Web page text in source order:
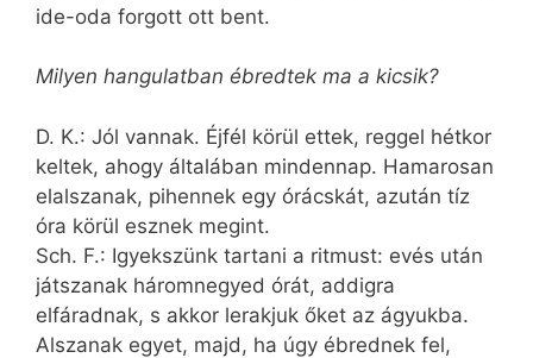
ide-oda forgott ott bent.
Milyen hangulatban ébredtek ma a kicsik?
D. K.: Jól vannak. Éjfél körül ettek, reggel hétkor
keltek, ahogy általában mindennap. Hamarosan
elalszanak, pihennek egy órácskát, azután tíz
óra körül esznek megint.
Sch. F.: Igyekszünk tartani a ritmust: evés után
játszanak háromnegyed órát, addigra
elfáradnak, s akkor lerakjuk őket az ágyukba.
Alszanak egyet, majd, ha úgy ébrednek fel,